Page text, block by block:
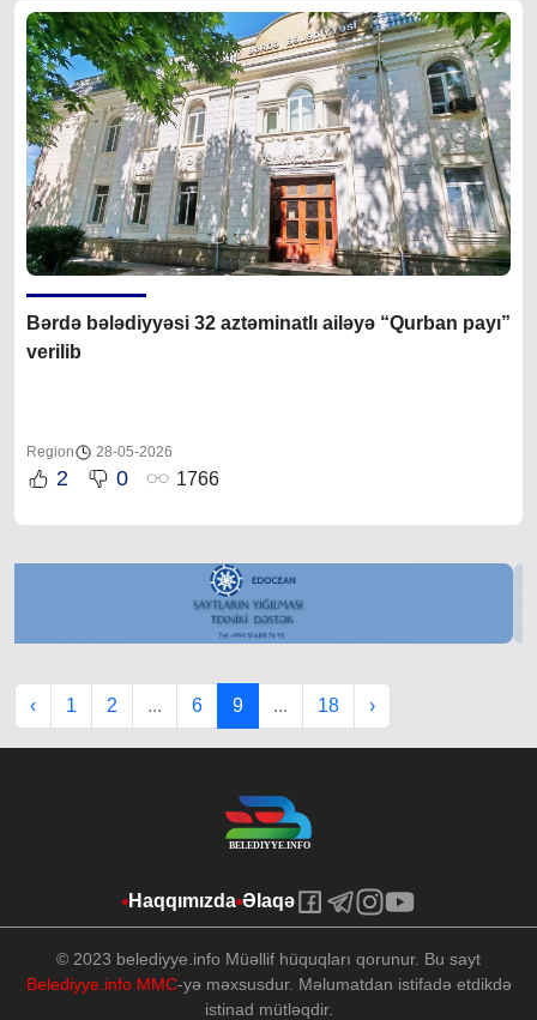
Bərdə bələdiyyəsi 32 aztəminatlı ailəyə “Qurban payı”
verilib
Region 28-05-2026
2 0 1766
‹ 1 2 ... 6 9 ... 18 ›
Haqqımızda Əlaqə
© 2023 belediyye.info Müəllif hüquqları qorunur. Bu sayt
Belediyye.info MMC-yə məxsusdur. Məlumatdan istifadə etdikdə
istinad mütləqdir.